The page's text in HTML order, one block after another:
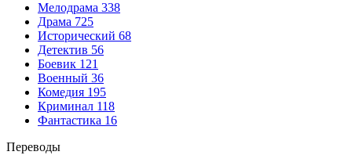
Мелодрама 338
Драма 725
Исторический 68
Детектив 56
Боевик 121
Военный 36
Комедия 195
Криминал 118
Фантастика 16
Переводы